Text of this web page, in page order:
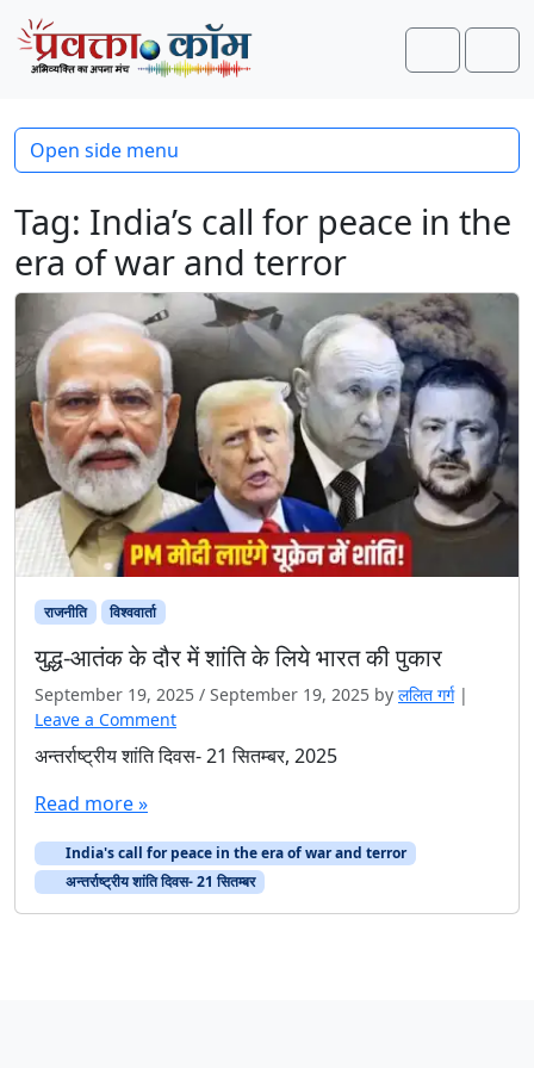
Skip to content
Skip to footer
Search
Tag: India’s call for peace in the
era of war and terror
राजनीति विश्ववार्ता
युद्ध-आतंक के दौर में शांति के लिये भारत की पुकार
September 19, 2025 / September 19, 2025 by ललित गर्ग |
Leave a Comment
अन्तर्राष्ट्रीय शांति दिवस- 21 सितम्बर, 2025
Read more »
India's call for peace in the era of war and terror
अन्तर्राष्ट्रीय शांति दिवस- 21 सितम्बर
Open side menu